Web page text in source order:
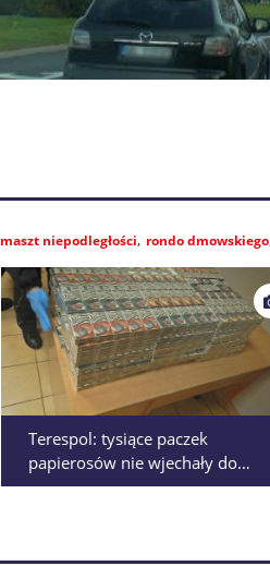
maszt niepodległości rondo dmowskiego
Terespol: tysiące paczek
papierosów nie wjechały do
Polski. Skanery wykryły skrytki